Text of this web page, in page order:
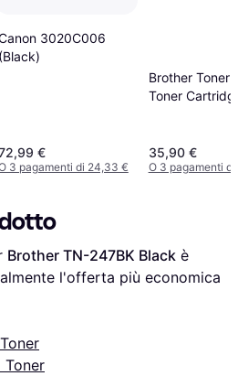
3020C006
(Black)
€
3 pagamenti di 24,33 €
Brother Toner
Toner
35,90 €
O 3 pagamenti di
Brother TN-247BK Black
l'offerta più economica
Toner